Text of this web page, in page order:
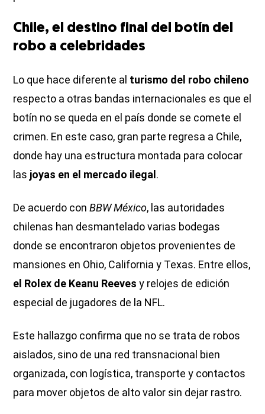
Chile, el destino final del botín del
robo a celebridades
Lo que hace diferente al turismo del robo chileno
respecto a otras bandas internacionales es que el
botín no se queda en el país donde se comete el
crimen. En este caso, gran parte regresa a Chile,
donde hay una estructura montada para colocar
las joyas en el mercado ilegal.
De acuerdo conBBW México, las autoridades
chilenas han desmantelado varias bodegas
donde se encontraron objetos provenientes de
mansiones en Ohio, California y Texas. Entre ellos,
el Rolex de Keanu Reeves y relojes de edición
especial de jugadores de la NFL.
Este hallazgo confirma que no se trata de robos
aislados, sino de una red transnacional bien
organizada, con logística, transporte y contactos
para mover objetos de alto valor sin dejar rastro.